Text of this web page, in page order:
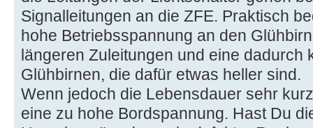
Signalleitungen an die ZFE. Praktisch
hohe Betriebsspannung an den
längeren Zuleitungen und eine
Glühbirnen, die dafür etwas heller sind.
Wenn jedoch die Lebensdauer sehr
eine zu hohe Bordspannung. Hast Du